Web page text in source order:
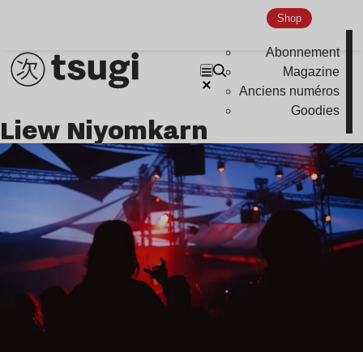
Shop
Abonnement
Magazine
Anciens numéros
Goodies
Liew Niyomkarn